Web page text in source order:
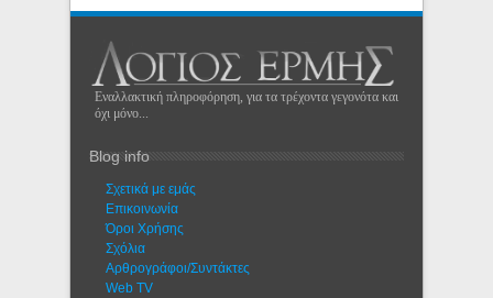
Εναλλακτική πληροφόρηση, για τα τρέχοντα γεγονότα και
όχι μόνο...
Blog info
Σχετικά με εμάς
Eπικοινωνία
Όροι Χρήσης
Σχόλια
Αρθρογράφοι/Συντάκτες
Web TV